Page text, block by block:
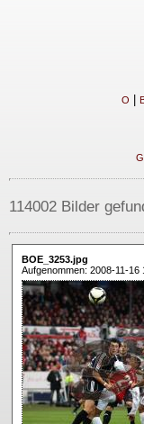
O
G
114002 Bilder
BOE_3253.jpg
Aufgenommen: 2008-11-16